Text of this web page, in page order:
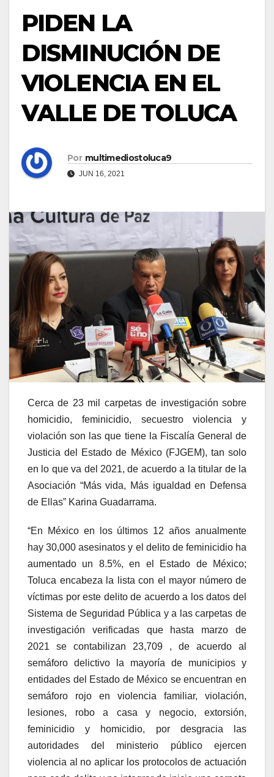
PIDEN LA
DISMINUCIÓN DE
VIOLENCIA EN EL
VALLE DE TOLUCA
Por multimediostoluca9
JUN 16, 2021
Cerca de 23 mil carpetas de investigación sobre
homicidio, feminicidio, secuestro violencia y
violación son las que tiene la Fiscalía General de
Justicia del Estado de México (FJGEM), tan solo
en lo que va del 2021, de acuerdo a la titular de la
Asociación “Más vida, Más igualdad en Defensa
de Ellas” Karina Guadarrama.
“En México en los últimos 12 años anualmente
hay 30,000 asesinatos y el delito de feminicidio ha
aumentado un 8.5%, en el Estado de México;
Toluca encabeza la lista con el mayor número de
víctimas por este delito de acuerdo a los datos del
Sistema de Seguridad Pública y a las carpetas de
investigación verificadas que hasta marzo de
2021 se contabilizan 23,709 , de acuerdo al
semáforo delictivo la mayoría de municipios y
entidades del Estado de México se encuentran en
semáforo rojo en violencia familiar, violación,
lesiones, robo a casa y negocio, extorsión,
feminicidio y homicidio, por desgracia las
autoridades del ministerio público ejercen
violencia al no aplicar los protocolos de actuación